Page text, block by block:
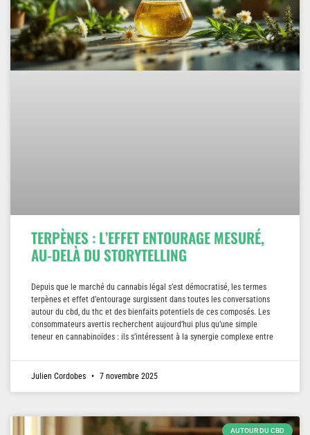
TERPÈNES : L’EFFET ENTOURAGE MESURÉ,
AU-DELÀ DU STORYTELLING
Depuis que le marché du cannabis légal s’est démocratisé, les termes
terpènes et effet d’entourage surgissent dans toutes les conversations
autour du cbd, du thc et des bienfaits potentiels de ces composés. Les
consommateurs avertis recherchent aujourd’hui plus qu’une simple
teneur en cannabinoïdes : ils s’intéressent à la synergie complexe entre
Julien Cordobes 7 novembre 2025
AUTOUR DU CBD